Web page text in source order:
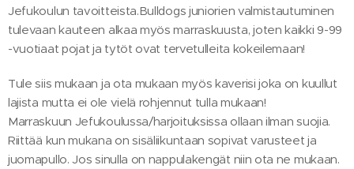
Jefukoulun tavoitteista.Bulldogs juniorien valmistautuminen
tulevaan kauteen alkaa myös marraskuusta, joten kaikki 9-99
-vuotiaat pojat ja tytöt ovat tervetulleita kokeilemaan!
Tule siis mukaan ja ota mukaan myös kaverisi joka on kuullut
lajista mutta ei ole vielä rohjennut tulla mukaan!
Marraskuun Jefukoulussa/harjoituksissa ollaan ilman suojia.
Riittää kun mukana on sisäliikuntaan sopivat varusteet ja
juomapullo. Jos sinulla on nappulakengät niin ota ne mukaan.